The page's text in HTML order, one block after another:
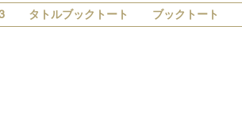
タトルブックトート ブックトート